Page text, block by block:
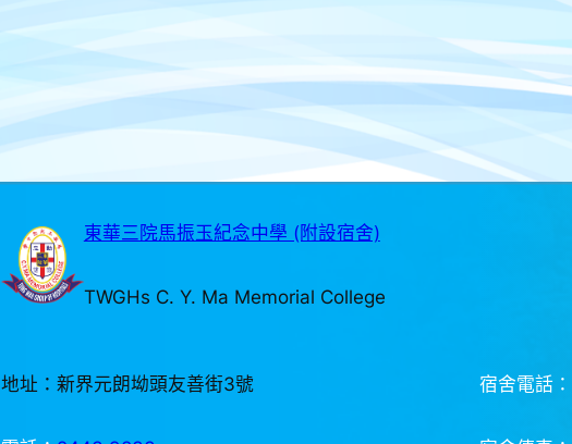
東華三院馬振玉紀念中學 (附設宿舍)
TWGHs C. Y. Ma Memorial College
地址：新界元朗坳頭友善街3號 宿舍電話：